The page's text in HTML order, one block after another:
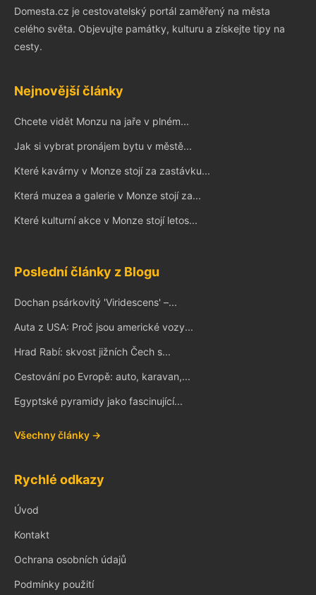
Domesta.cz je cestovatelský portál zaměřený na města
celého světa. Objevujte památky, kulturu a získejte tipy na
cesty.
Nejnovější články
Chcete vidět Monzu na jaře v plném...
Jak si vybrat pronájem bytu v městě...
Které kavárny v Monze stojí za zastávku...
Která muzea a galerie v Monze stojí za...
Které kulturní akce v Monze stojí letos...
Poslední články z Blogu
Dochan psárkovitý 'Viridescens' –...
Auta z USA: Proč jsou americké vozy...
Hrad Rabí: skvost jižních Čech s...
Cestování po Evropě: auto, karavan,...
Egyptské pyramidy jako fascinující...
Všechny články →
Rychlé odkazy
Úvod
Kontakt
Ochrana osobních údajů
Podmínky použití